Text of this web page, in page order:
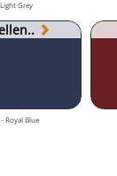
Grey
Royal Blue